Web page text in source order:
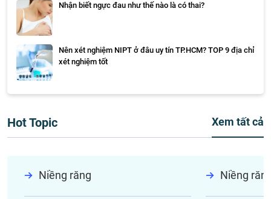
Nhận biết ngực đau như thế nào là có thai?
Nên xét nghiệm NIPT ở đâu uy tín TP.HCM? TOP 9 địa chỉ
xét nghiệm tốt
Hot Topic Xem tất cả
Niềng răng Niềng